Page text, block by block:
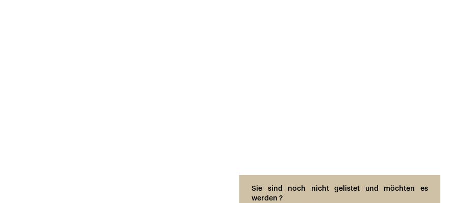
Sie sind noch nicht gelistet und möchten es
werden ?